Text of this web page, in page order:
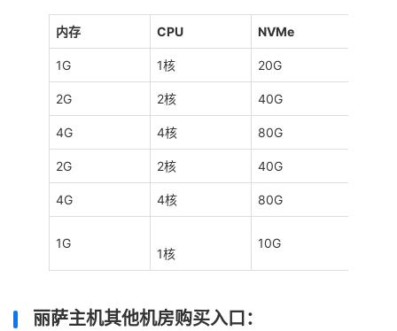
内存 CPU NVMe
1G 1核 20G
2G 2核 40G
4G 4核 80G
2G 2核 40G
4G 4核 80G
1G
1核
10G
丽萨主机其他机房购买入口：